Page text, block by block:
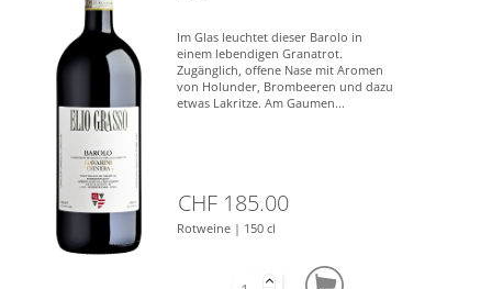
Im Glas leuchtet dieser Barolo in
einem lebendigen Granatrot.
Zugänglich, offene Nase mit Aromen
von Holunder, Brombeeren und dazu
etwas Lakritze. Am Gaumen...
CHF 185.00
Rotweine | 150 cl